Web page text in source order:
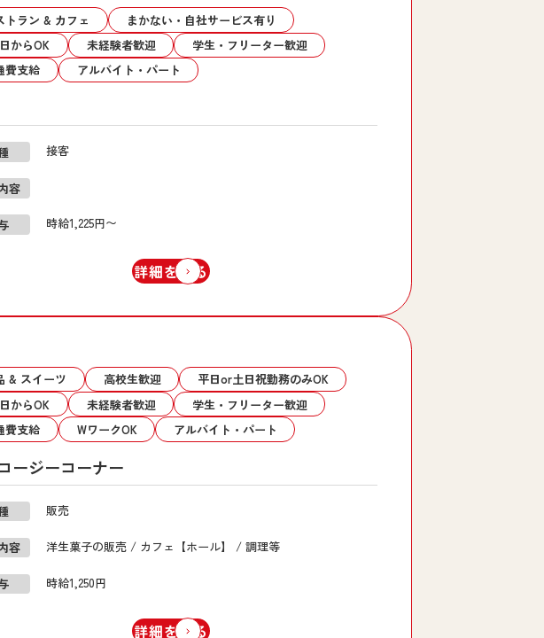
トラン & カフェ
まかない・自社サービス有り
からOK
未経験者歓迎
学生・フリーター歓迎
費支給
アルバイト・パート
接客
容
時給1,225円〜
詳細を見る
& スイーツ 高校生歓迎
平日or土日祝勤務のみOK
からOK
未経験者歓迎
学生・フリーター歓迎
費支給
WワークOK アルバイト・パート
ージーコーナー
販売
容 洋生菓子の販売 / カフェ【ホール】 / 調理等
時給1,250円
詳細を見る